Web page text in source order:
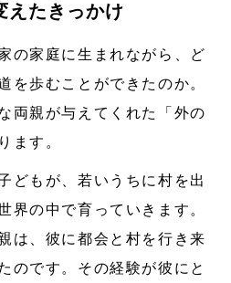
えたきっかけ
の家庭に生まれながら、ど
を歩むことができたのか。
両親が与えてくれた「外の
ます。
どもが、若いうちに村を出
界の中で育っていきます。
は、彼に都会と村を行き来
のです。その経験が彼にと